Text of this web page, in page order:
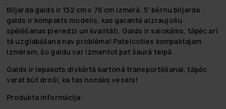
Biljarda galds ir 152 cm x 76 cm izmērā. 5' bērnu biljarda
galds ir kompakts modelis, kas garantē aizraujošu
spēlēšanas pieredzi un kvalitāti. Galds ir salokāms, tāpēc arī
tā uzglabāšana nav problēma! Pateicoties kompaktajam
izmēram, šo galdu var izmantot pat šaurā telpā.
Galds ir iepakots divkārtā kartonā transportēšanai, tāpēc
varat būt droši, ka tas nonāks vesels!
Produkta informācija: